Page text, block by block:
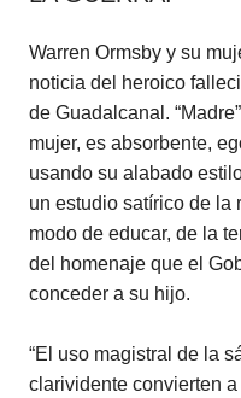
Warren Ormsby y su
noticia del heroico
de Guadalcanal.
mujer, es absorbente,
usando su alabado
un estudio satírico de la
modo de educar, de la
del homenaje que el
conceder a su hijo.
“El uso magistral de la
clarividente convierten